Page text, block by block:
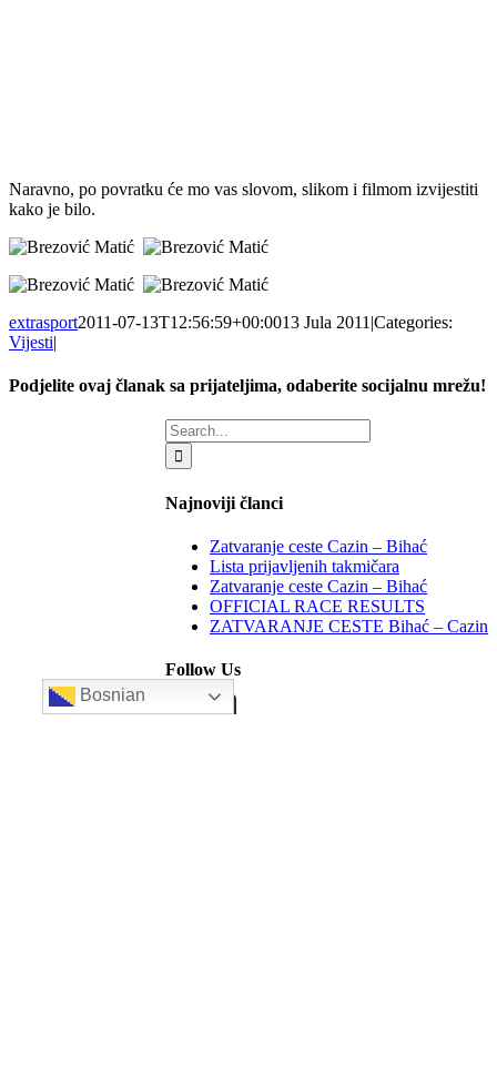
Naravno, po povratku će mo vas slovom, slikom i filmom izvijestiti
kako je bilo.
extrasport2011-07-13T12:56:59+00:0013 Jula 2011 |Categories:
Vijesti|
Podjelite ovaj članak sa prijateljima, odaberite socijalnu mrežu!
Search
for:
Najnoviji članci
Zatvaranje ceste Cazin – Bihać
Lista prijavljenih takmičara
Zatvaranje ceste Cazin – Bihać
OFFICIAL RACE RESULTS
ZATVARANJE CESTE Bihać – Cazin
Follow Us
Bosnian